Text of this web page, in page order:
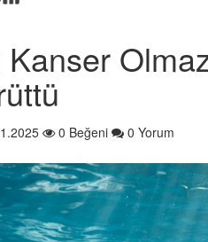
Kanser
0 Beğeni 0 Yorum
Gereken 23
Ünlü